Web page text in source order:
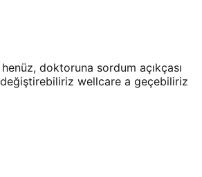
doktoruna sordum açıkçası
wellcare a geçebiliriz